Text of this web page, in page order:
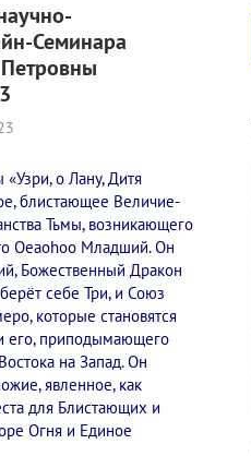
Семинара
о Лану, Дитя
блистающее Величие-
Тьмы, возникающего
Oeaohoo Младший. Он
Божественный Дракон
себе Три, и Союз
которые становятся
его, приподымающего
на Запад. Он
явленное, как
для Блистающих и
Огня и Единое